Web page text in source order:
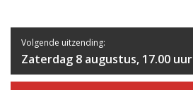
Volgende uitzending:
Zaterdag 8 augustus, 17.00 uur